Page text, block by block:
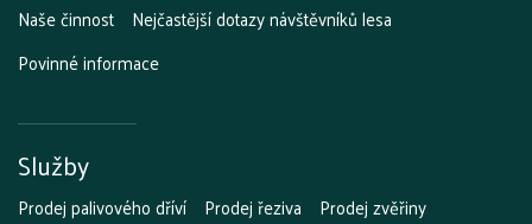
Naše činnost Nejčastější dotazy návštěvníků lesa
Povinné informace
Služby
Prodej palivového dříví Prodej řeziva
Prodej zvěřiny